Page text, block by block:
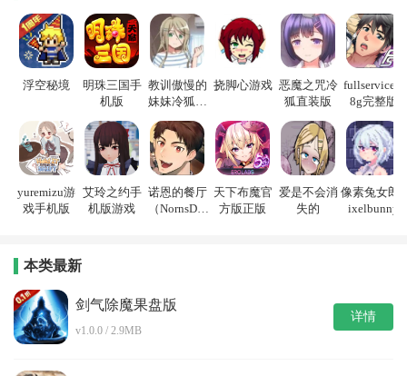
浮空秘境
明珠三国手
机版
教训傲慢的
妹妹冷狐游
挠脚心游戏 恶魔之咒冷
狐直装版
fullservice1.
8g完整版
yuremizu游
戏手机版
艾玲之约手
机版游戏
诺恩的餐厅
（NornsDin
天下布魔官
方版正版
爱是不会消
失的
像素兔女郎p
ixelbunny
本类最新
剑气除魔果盘版
v1.0.0 / 2.9MB
详情